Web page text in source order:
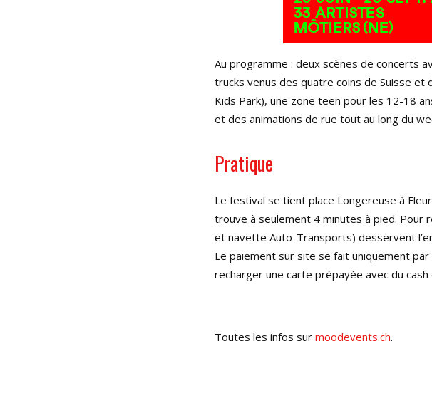
Au programme : deux scènes de concerts
trucks venus des quatre coins de Suisse et
Kids Park), une zone teen pour les 12-18
et des animations de rue tout au long du
Pratique
Le festival se tient place Longereuse à
trouve à seulement 4 minutes à pied.
et navette Auto-Transports) desservent
Le paiement sur site se fait uniquement
recharger une carte prépayée avec du cash
Toutes les infos surmoodevents.ch.